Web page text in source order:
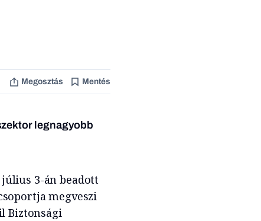
Megosztás Mentés
legnagyobb
július 3-án beadott
megveszi
Biztonsági